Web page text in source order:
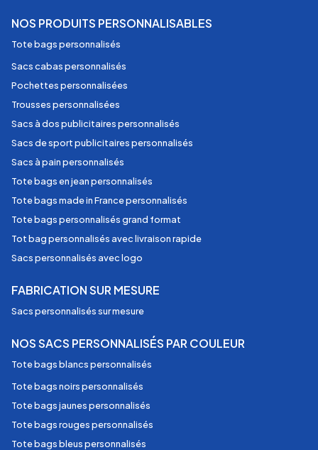
NOS PRODUITS PERSONNALISABLES
Tote bags personnalisés
Sacs cabas personnalisés
Pochettes personnalisées
Trousses personnalisées
Sacs à dos publicitaires personnalisés
Sacs de sport publicitaires personnalisés
Sacs à pain personnalisés
Tote bags en jean personnalisés
Tote bags made in France personnalisés
Tote bags personnalisés grand format
Tot bag personnalisés avec livraison rapide
Sacs personnalisés avec logo
FABRICATION SUR MESURE
Sacs personnalisés sur mesure
NOS SACS PERSONNALISÉS PAR COULEUR
Tote bags blancs personnalisés
Tote bags noirs personnalisés
Tote bags jaunes personnalisés
Tote bags rouges personnalisés
Tote bags bleus personnalisés